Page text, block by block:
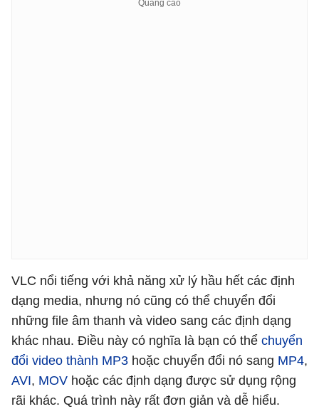
VLC nổi tiếng với khả năng xử lý hầu hết các định
dạng media, nhưng nó cũng có thể chuyển đổi
những file âm thanh và video sang các định dạng
khác nhau. Điều này có nghĩa là bạn có thể chuyển
đổi video thành MP3 hoặc chuyển đổi nó sang MP4,
AVI, MOV hoặc các định dạng được sử dụng rộng
rãi khác. Quá trình này rất đơn giản và dễ hiểu.